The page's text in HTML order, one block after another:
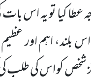
عطا کیا تو یہ اس
اہم اور عظیم
شخص کو اس کی طلب